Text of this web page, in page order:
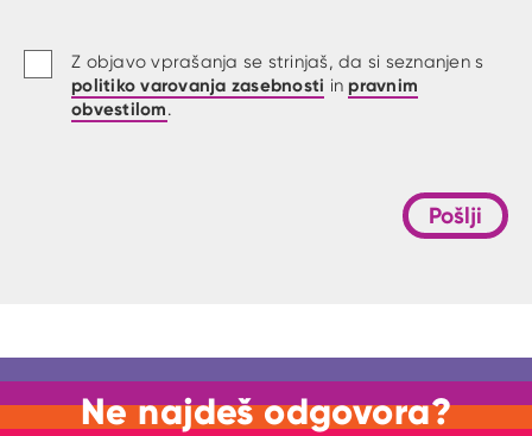
Z objavo vprašanja se strinjaš, da si seznanjen s
politiko varovanja zasebnosti in pravnim
obvestilom.
Pošlji
Ne najdeš odgovora?